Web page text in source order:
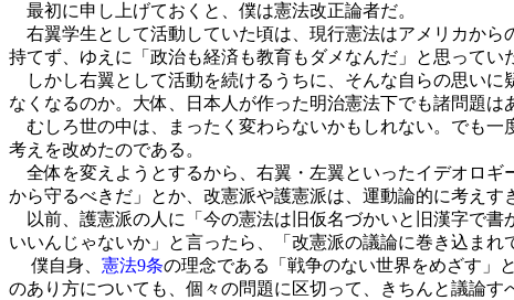
最初に申し上げておくと、僕は憲法改正論者だ。
右翼学生として活動していた頃は、現行憲法はアメリカから
持てず、ゆえに「政治も経済も教育もダメなんだ」と思って
しかし右翼として活動を続けるうちに、そんな自らの思いに
なくなるのか。大体、日本人が作った明治憲法下でも諸問題
むしろ世の中は、まったく変わらないかもしれない。でも一
考えを改めたのである。
全体を変えようとするから、右翼・左翼といったイデオロギ
から守るべきだ」とか、改憲派や護憲派は、運動論的に考えす
以前、護憲派の人に「今の憲法は旧仮名づかいと旧漢字で書
いいんじゃないか」と言ったら、「改憲派の議論に巻き込ま
僕自身、 憲法9条の理念である「戦争のない世界をめざす」
のあり方についても、個々の問題に区切って、きちんと議論す